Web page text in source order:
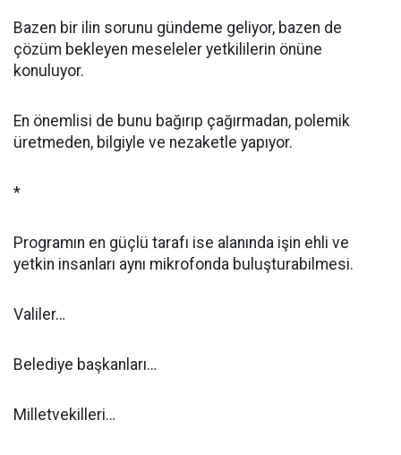
Bazen bir ilin sorunu gündeme geliyor, bazen de
çözüm bekleyen meseleler yetkililerin önüne
konuluyor.
En önemlisi de bunu bağırıp çağırmadan, polemik
üretmeden, bilgiyle ve nezaketle yapıyor.
*
Programın en güçlü tarafı ise alanında işin ehli ve
yetkin insanları aynı mikrofonda buluşturabilmesi.
Valiler…
Belediye başkanları…
Milletvekilleri…